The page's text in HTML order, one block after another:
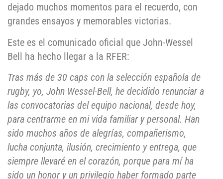
dejado muchos momentos para el recuerdo, con
grandes ensayos y memorables victorias.
Este es el comunicado oficial que John-Wessel
Bell ha hecho llegar a la RFER:
Tras más de 30 caps con la selección española de
rugby, yo, John Wessel-Bell, he decidido renunciar a
las convocatorias del equipo nacional, desde hoy,
para centrarme en mi vida familiar y personal. Han
sido muchos años de alegrías, compañerismo,
lucha conjunta, ilusión, crecimiento y entrega, que
siempre llevaré en el corazón, porque para mí ha
sido un honor y un privilegio haber formado parte